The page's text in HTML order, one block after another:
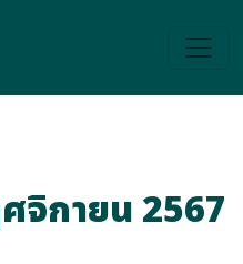
จิกายน 2567